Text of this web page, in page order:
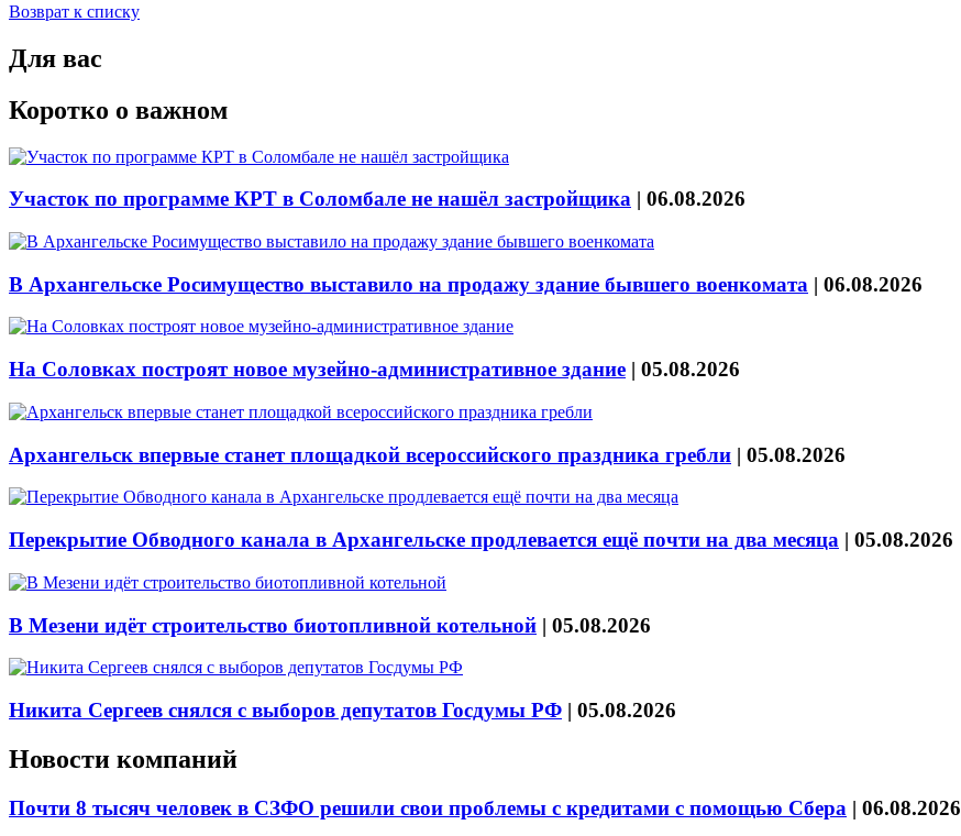
Возврат к списку
Для вас
Коротко о важном
Участок по программе КРТ в Соломбале не нашёл застройщика | 06.08.2026
В Архангельске Росимущество выставило на продажу здание бывшего военкомата | 06.08.2026
На Соловках построят новое музейно-административное здание | 05.08.2026
Архангельск впервые станет площадкой всероссийского праздника гребли | 05.08.2026
Перекрытие Обводного канала в Архангельске продлевается ещё почти на два месяца | 05.08.2026
В Мезени идёт строительство биотопливной котельной | 05.08.2026
Никита Сергеев снялся с выборов депутатов Госдумы РФ | 05.08.2026
Новости компаний
Почти 8 тысяч человек в СЗФО решили свои проблемы с кредитами с помощью Сбера | 06.08.2026